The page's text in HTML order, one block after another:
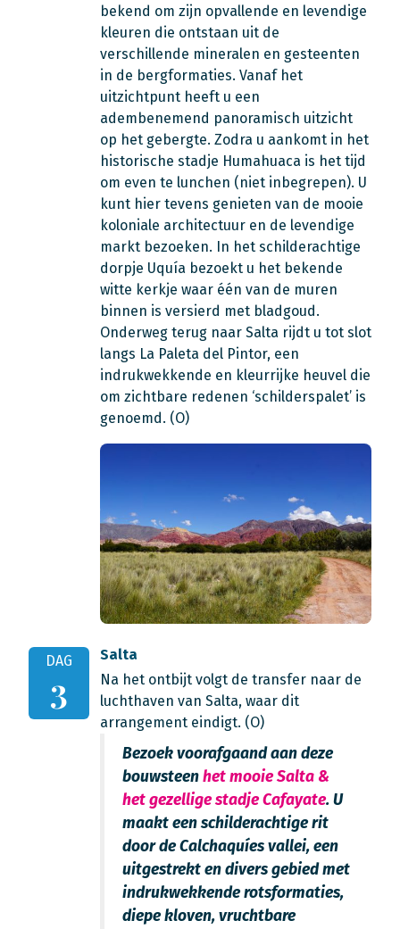
bekend om zijn opvallende en levendige
kleuren die ontstaan uit de
verschillende mineralen en gesteenten
in de bergformaties. Vanaf het
uitzichtpunt heeft u een
adembenemend panoramisch uitzicht
op het gebergte. Zodra u aankomt in het
historische stadje Humahuaca is het tijd
om even te lunchen (niet inbegrepen). U
kunt hier tevens genieten van de mooie
koloniale architectuur en de levendige
markt bezoeken. In het schilderachtige
dorpje Uquía bezoekt u het bekende
witte kerkje waar één van de muren
binnen is versierd met bladgoud.
Onderweg terug naar Salta rijdt u tot slot
langs La Paleta del Pintor, een
indrukwekkende en kleurrijke heuvel die
om zichtbare redenen ‘schilderspalet’ is
genoemd. (O)
DAG
3
Salta
Na het ontbijt volgt de transfer naar de
luchthaven van Salta, waar dit
arrangement eindigt. (O)
Bezoek voorafgaand aan deze
bouwsteenhet mooie Salta &
het gezellige stadje Cafayate. U
maakt een schilderachtige rit
door de Calchaquíes vallei, een
uitgestrekt en divers gebied met
indrukwekkende rotsformaties,
diepe kloven, vruchtbare